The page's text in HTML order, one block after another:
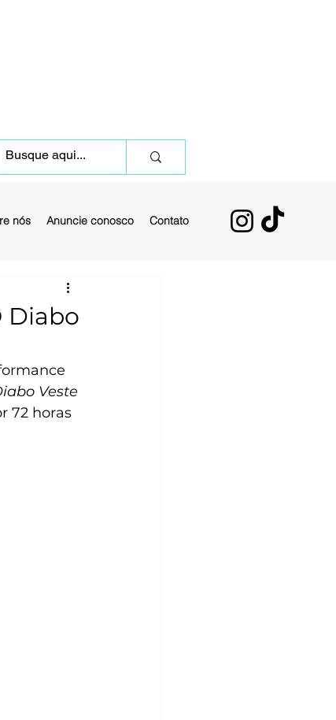
nós Anuncie conosco Contato
Diabo
Veste
72 horas